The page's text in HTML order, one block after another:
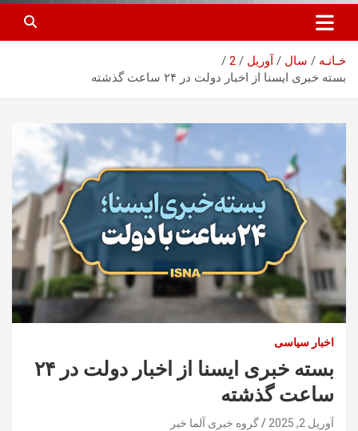
خـانـه سال آوریل
2
بسته خبری ایسنا از اخبار دولت در ۲۴ ساعت گذشته
اخبار سیاسی
بسته خبری ایسنا از اخبار دولت در ۲۴
ساعت گذشته
آوریل 2, 2025 گروه خبری آلما خبر